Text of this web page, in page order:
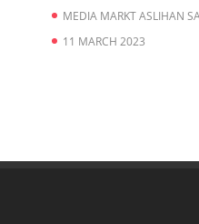
MEDIA MARKT ASLIHAN
11 MARCH 2023